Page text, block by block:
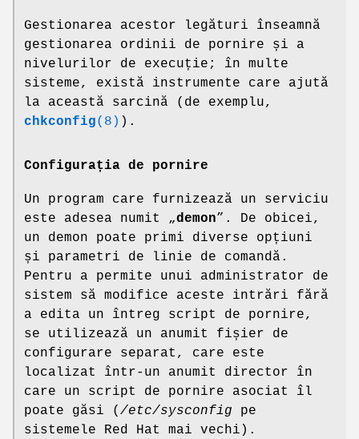
Gestionarea acestor legături înseamnă
gestionarea ordinii de pornire și a
nivelurilor de execuție; în multe
sisteme, există instrumente care ajută
la această sarcină (de exemplu,
chkconfig(8) ).
Configurația de pornire
Un program care furnizează un serviciu
este adesea numit „demon”. De obicei,
un demon poate primi diverse opțiuni
și parametri de linie de comandă.
Pentru a permite unui administrator de
sistem să modifice aceste intrări fără
a edita un întreg script de pornire,
se utilizează un anumit fișier de
configurare separat, care este
localizat într-un anumit director în
care un script de pornire asociat îl
poate găsi ( /etc/sysconfig pe
sistemele Red Hat mai vechi).